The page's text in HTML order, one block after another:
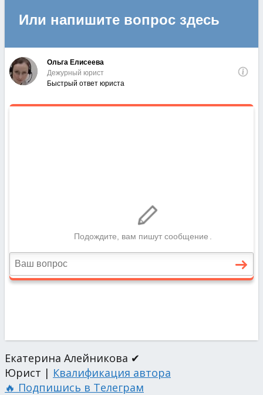
Екатерина Алейникова ✔
Юрист | Квалификация автора
🔥 Подпишись в Телеграм